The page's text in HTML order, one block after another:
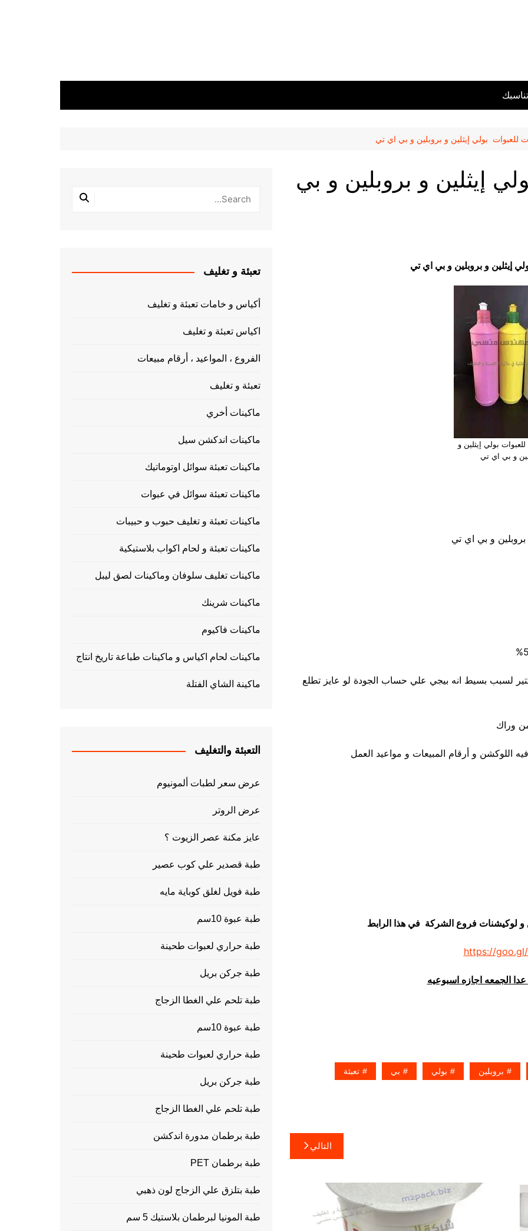
للعبوات بولي إيثلين و بروبلين و بي اي تي
إيثلين و بروبلين و بي
إيثلين و بروبلين و بي اي تي
بولي إيثلين و
و بي اي تي
و بي اي تي
2 كافيتي متفرحش بالكتير لسبب بسيط انه بيجي علي حساب الجودة لو عايز تطلع
وراك
و أرقام المبيعات و مواعيد العمل
و لوكيشنات فروع الشركة في هذا الرابط
https://
الجمعه اجازه اسبوعيه
بروبلين بولي بي تعبئة
التالي
تعبئة و تغليف
أكياس و خامات تعبئة و تغليف
اكياس تعبئة و تغليف
الفروع ، المواعيد ، أرقام مبيعات
تعبئة و تغليف
ماكينات أخري
ماكينات اندكشن سيل
ماكينات تعبئة سوائل اوتوماتيك
ماكينات تعبئة سوائل في عبوات
ماكينات تعبئة و تغليف حبوب و حبيبات
ماكينات تعبئة و لحام اكواب بلاستيكية
ماكينات تغليف سلوفان وماكينات لصق ليبل
ماكينات شرينك
ماكينات فاكيوم
ماكينات لحام اكياس و ماكينات طباعة تاريخ انتاج
ماكينة الشاي الفتلة
التعبئة والتغليف
عرض سعر لطبات ألمونيوم
عرض الروتر
عايز مكنة عصر الزيوت ؟
طبة قصدير علي كوب عصير
طبة فويل لغلق كوباية مايه
طبة عبوة 10سم
طبة حراري لعبوات طحينة
طبة جركن بريل
طبة تلحم علي الغطا الزجاج
طبة عبوة 10سم
طبة حراري لعبوات طحينة
طبة جركن بريل
طبة تلحم علي الغطا الزجاج
طبة برطمان مدورة اندكشن
طبة برطمان PET
طبة بتلزق علي الزجاج لون ذهبي
طبة المونيا لبرطمان بلاستيك 5 سم